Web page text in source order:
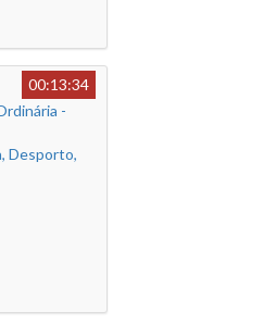
00:13:34
-
Desporto,